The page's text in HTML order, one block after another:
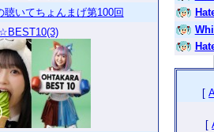
聴いてちょんまげ第100回
[
[